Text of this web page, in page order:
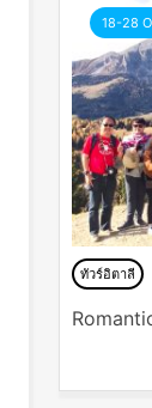
18-28
ทัวร์อิตาลี